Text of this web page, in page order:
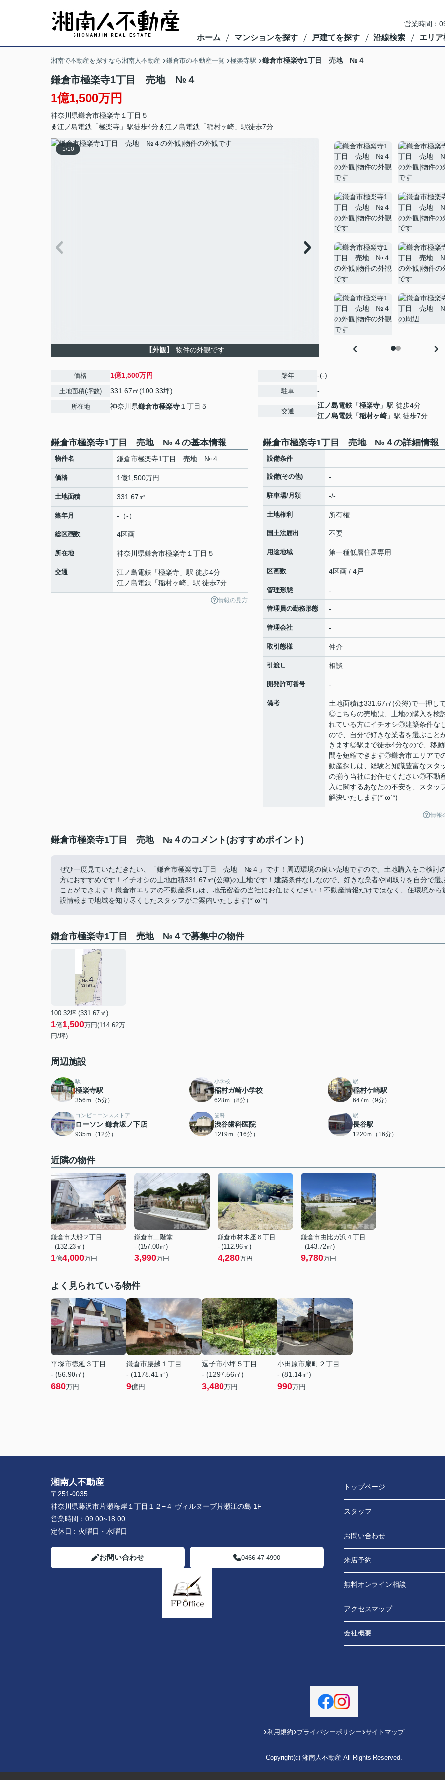
営業時間：
ホーム マンションを探す 戸建てを探す 沿線検索 エリア
湘南で不動産を探すなら湘南人不動産 鎌倉市の不動産一覧 極楽寺駅 鎌倉市極楽寺1丁目 売地 №４
鎌倉市極楽寺1丁目 売地 №４
1億1,500万円
神奈川県鎌倉市極楽寺 １丁目５
江ノ島電鉄「極楽寺」駅徒歩4分
江ノ島電鉄「稲村ヶ崎」駅徒歩7分
1/10
【外観】 物件の外観です
価格 1億1,500万円
土地面積(坪数) 331.67㎡(100.33坪)
所在地 神奈川県鎌倉市極楽寺 １丁目５
築年 -(-)
駐車 -
交通
江ノ島電鉄 「極楽寺 」駅 徒歩4分
江ノ島電鉄 「稲村ヶ崎 」駅 徒歩7分
鎌倉市極楽寺1丁目 売地 №４の基本情報
物件名 鎌倉市極楽寺1丁目 売地 №４
価格 1億1,500万円
土地面積 331.67㎡
築年月 -（-）
総区画数 4区画
所在地 神奈川県鎌倉市極楽寺 １丁目５
交通 江ノ島電鉄 「極楽寺 」駅 徒歩4分
江ノ島電鉄 「稲村ヶ崎 」駅 徒歩7分
情報の見方
鎌倉市極楽寺1丁目 売地 №４の詳細情報
設備条件
設備(その他) -
駐車場/月額 -/-
土地権利 所有権
国土法届出 不要
用途地域 第一種低層住居専用
区画数 4区画 / 4戸
管理形態 -
管理員の勤務形態 -
管理会社 -
取引態様 仲介
引渡し 相談
開発許可番号 -
備考
土地面積は331.67㎡(公簿)で一押し
◎こちらの売地は、土地の購入を検
れている方にイチオシ◎建築条件な
ので、自分で好きな業者を選ぶこと
きます◎駅まで徒歩4分なので、移
間を短縮できます◎鎌倉市エリアで
動産探しは、経験と知識豊富なスタ
の揃う当社にお任せください◎不動
入に関するあなたの不安を、スタッ
解決いたします(*´ω`*)
情報
鎌倉市極楽寺1丁目 売地 №４のコメント(おすすめポイント)
ぜひ一度見ていただきたい、「鎌倉市極楽寺1丁目 売地 №４」です！周辺環境の良い売地ですので、土地購入をご検討
方におすすめです！イチオシの土地面積331.67㎡(公簿)の土地です！建築条件なしなので、好きな業者や間取りを自分で選
ことができます！鎌倉市エリアの不動産探しは、地元密着の当社にお任せください！不動産情報だけではなく、住環境から
設情報まで地域を知り尽くしたスタッフがご案内いたします(*´ω`*)
鎌倉市極楽寺1丁目 売地 №４で募集中の物件
100.32坪 (331.67㎡)
1億1,500万円(114.62万
円/坪)
周辺施設
駅
極楽寺駅
356ｍ（5分）
小学校
稲村ガ崎小学校
628ｍ（8分）
駅
稲村ケ崎駅
647ｍ（9分）
コンビニエンスストア
ローソン 鎌倉坂ノ下店
935ｍ（12分）
歯科
渋谷歯科医院
1219ｍ（16分）
駅
長谷駅
1220ｍ（16分）
近隣の物件
鎌倉市大船２丁目
- (132.23㎡)
1億4,000万円
鎌倉市二階堂
- (157.00㎡)
3,990万円
鎌倉市材木座６丁目
- (112.96㎡)
4,280万円
鎌倉市由比ガ浜４丁目
- (143.72㎡)
9,780万円
よく見られている物件
平塚市徳延３丁目
- (56.90㎡)
680万円
鎌倉市腰越１丁目
- (1178.41㎡)
9億円
逗子市小坪５丁目
- (1297.56㎡)
3,480万円
小田原市扇町２丁目
- (81.14㎡)
990万円
湘南人不動産
〒251-0035
神奈川県藤沢市片瀬海岸１丁目１２−４ ヴィルヌーブ片瀬江の島 1F
営業時間： 09:00~18:00
定休日： 火曜日・水曜日
お問い合わせ 0466-47-4990
トップページ
スタッフ
お問い合わせ
来店予約
無料オンライン相談
アクセスマップ
会社概要
利用規約 プライバシーポリシー サイトマップ
Copyright(c) 湘南人不動産 All Rights Reserved.